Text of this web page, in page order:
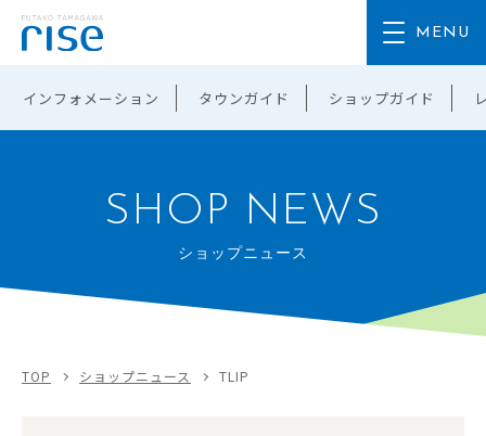
インフォメーション タウンガイド ショップガイド
SHOP NEWS
ショップニュース
TOP ショップニュース TLIP